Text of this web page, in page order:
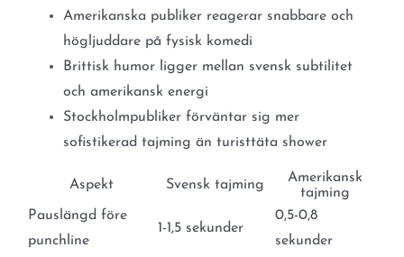
Amerikanska publiker reagerar snabbare och
högljuddare på fysisk komedi
Brittisk humor ligger mellan svensk subtilitet
och amerikansk energi
Stockholmpubliker förväntar sig mer
sofistikerad tajming än turisttäta shower
Aspekt Svensk tajming
Amerikansk
tajming
Pauslängd före
punchline
1-1,5 sekunder
0,5-0,8
sekunder